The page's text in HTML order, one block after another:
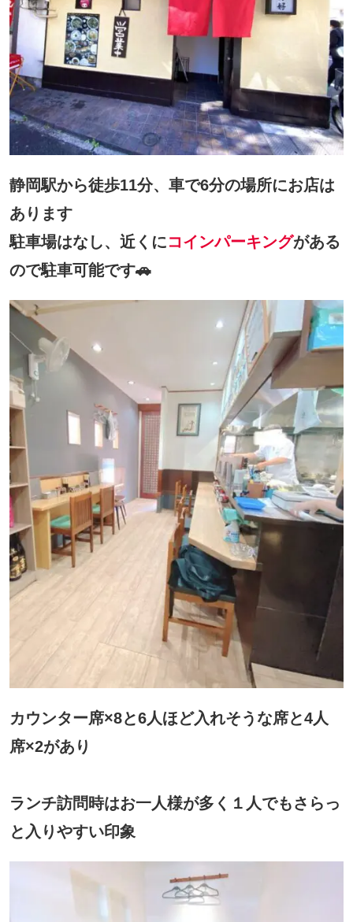
静岡駅から徒歩11分、車で6分の場所にお店は
あります
駐車場はなし、近くにコインパーキングがある
ので駐車可能です🚗
カウンター席×8と6人ほど入れそうな席と4人
席×2があり
ランチ訪問時はお一人様が多く１人でもさらっ
と入りやすい印象